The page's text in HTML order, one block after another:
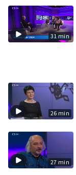
31 min
26 min
27 min